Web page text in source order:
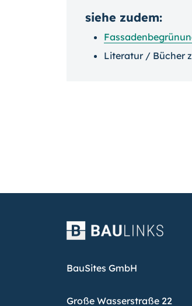
siehe zudem:
Literatur / Bücher
BauSites GmbH
Große Wasserstraße 22